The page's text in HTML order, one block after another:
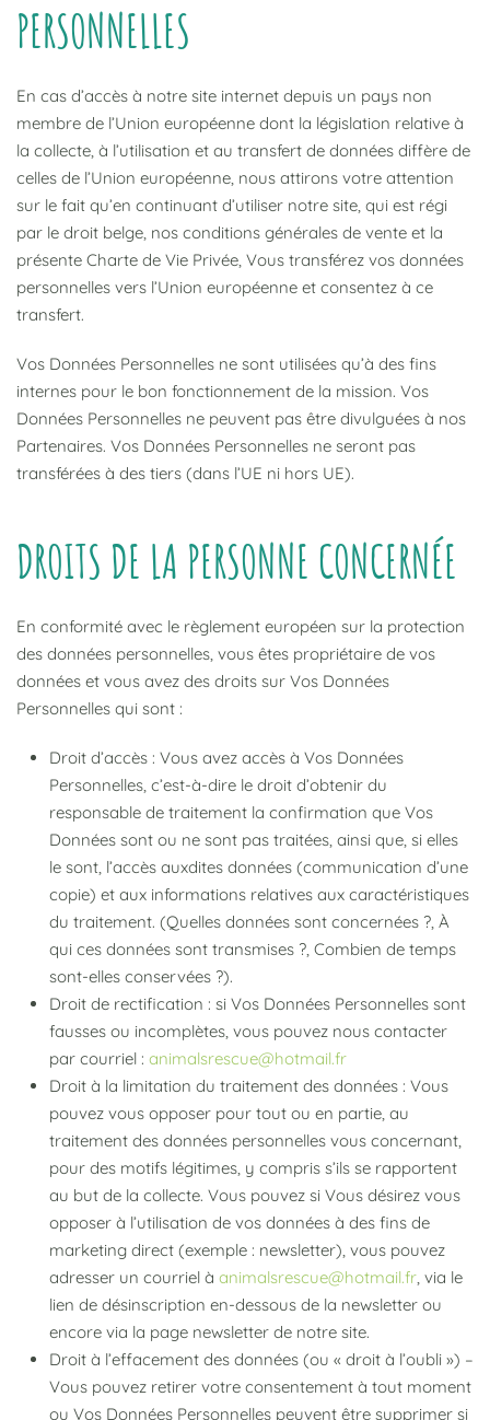
PERSONNELLES
En cas d’accès à notre site internet depuis un pays non
membre de l’Union européenne dont la législation relative à
la collecte, à l’utilisation et au transfert de données diffère de
celles de l’Union européenne, nous attirons votre attention
sur le fait qu’en continuant d’utiliser notre site, qui est régi
par le droit belge, nos conditions générales de vente et la
présente Charte de Vie Privée, Vous transférez vos données
personnelles vers l’Union européenne et consentez à ce
transfert.
Vos Données Personnelles ne sont utilisées qu’à des fins
internes pour le bon fonctionnement de la mission. Vos
Données Personnelles ne peuvent pas être divulguées à nos
Partenaires. Vos Données Personnelles ne seront pas
transférées à des tiers (dans l’UE ni hors UE).
DROITS DE LA PERSONNE CONCERNÉE
En conformité avec le règlement européen sur la protection
des données personnelles, vous êtes propriétaire de vos
données et vous avez des droits sur Vos Données
Personnelles qui sont :
Droit d’accès : Vous avez accès à Vos Données
Personnelles, c’est-à-dire le droit d’obtenir du
responsable de traitement la confirmation que Vos
Données sont ou ne sont pas traitées, ainsi que, si elles
le sont, l’accès auxdites données (communication d’une
copie) et aux informations relatives aux caractéristiques
du traitement. (Quelles données sont concernées ?, À
qui ces données sont transmises ?, Combien de temps
sont-elles conservées ?).
Droit de rectification : si Vos Données Personnelles sont
fausses ou incomplètes, vous pouvez nous contacter
par courriel : animalsrescue@hotmail.fr
Droit à la limitation du traitement des données : Vous
pouvez vous opposer pour tout ou en partie, au
traitement des données personnelles vous concernant,
pour des motifs légitimes, y compris s’ils se rapportent
au but de la collecte. Vous pouvez si Vous désirez vous
opposer à l’utilisation de vos données à des fins de
marketing direct (exemple : newsletter), vous pouvez
adresser un courriel à animalsrescue@hotmail.fr, via le
lien de désinscription en-dessous de la newsletter ou
encore via la page newsletter de notre site.
Droit à l’effacement des données (ou « droit à l’oubli ») –
Vous pouvez retirer votre consentement à tout moment
ou Vos Données Personnelles peuvent être supprimer si